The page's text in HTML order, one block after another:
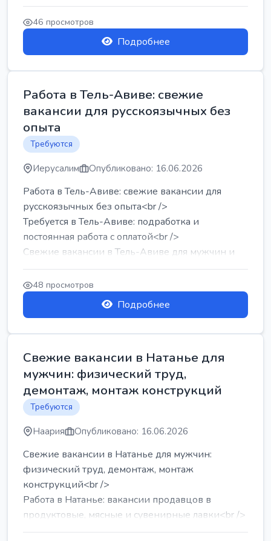
46 просмотров
Подробнее
Работа в Тель-Авиве: свежие
вакансии для русскоязычных без
опыта
Требуются
Иерусалим Опубликовано: 16.06.2026
Работа в Тель-Авиве: свежие вакансии для
русскоязычных без опыта<br />
Требуется в Тель-Авиве: подработка и
постоянная работа с оплатой<br />
Свежие вакансии в Тель-Авиве для мужчин и
женщин от хозя...
48 просмотров
Подробнее
Свежие вакансии в Натанье для
мужчин: физический труд,
демонтаж, монтаж конструкций
Требуются
Наария Опубликовано: 16.06.2026
Свежие вакансии в Натанье для мужчин:
физический труд, демонтаж, монтаж
конструкций<br />
Работа в Натанье: вакансии продавцов в
продуктовые, мясные и сувенирные лавки<br />
Разнорабочий на сборку м...